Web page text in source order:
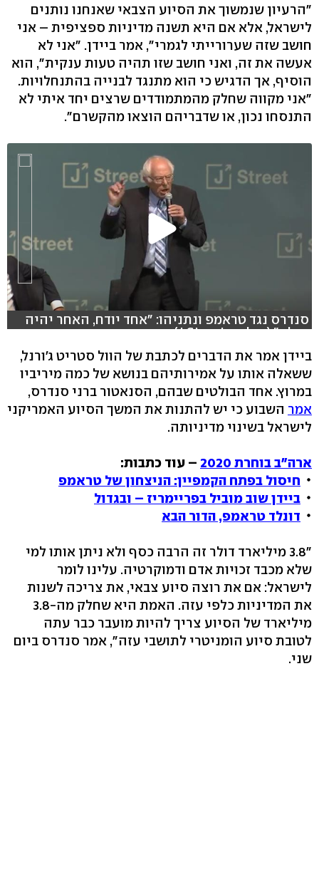
"הרעיון שנמשוך את הסיוע הצבאי שאנחנו נותנים
לישראל, אלא אם היא תשנה מדיניות ספציפית – אני
חושב שזה שערורייתי לגמרי", אמר ביידן. "אני לא
אעשה את זה, ואני חושב שזו תהיה טעות ענקית", הוא
הוסיף, אך הדגיש כי הוא מתנגד לבנייה בהתנחלויות.
"אני מקווה שחלק מהמתמודדים שרצים יחד איתי לא
התנסחו נכון, או שדבריהם הוצאו מהקשרם".
סנדרס נגד טראמפ ונתניהו: "אחד יודח, האחר יהיה
בכלא" (צילום : J Street)
ביידן אמר את הדברים לכתבת של הוול סטריט ג'ורנל,
ששאלה אותו על אמירותיהם בנושא של כמה מיריביו
במרוץ. אחד הבולטים שבהם, הסנאטור ברני סנדרס,
אמר השבוע כי יש להתנות את המשך הסיוע האמריקני
לישראל בשינוי מדיניותה.
ארה"ב בוחרת 2020
– עוד כתבות:
חיסול בפתח הקמפיין: הניצחון של טראמפ
ביידן שוב מוביל בפריימריז – ובגדול
דונלד טראמפ, הדור הבא
"3.8 מיליארד דולר זה הרבה כסף ולא ניתן אותו למי
שלא מכבד זכויות אדם ודמוקרטיה. עלינו לומר
לישראל: אם את רוצה סיוע צבאי, את צריכה לשנות
את המדיניות כלפי עזה. האמת היא שחלק מה-3.8
מיליארד של הסיוע צריך להיות מועבר כבר עתה
לטובת סיוע הומניטרי לתושבי עזה", אמר סנדרס ביום
שני.